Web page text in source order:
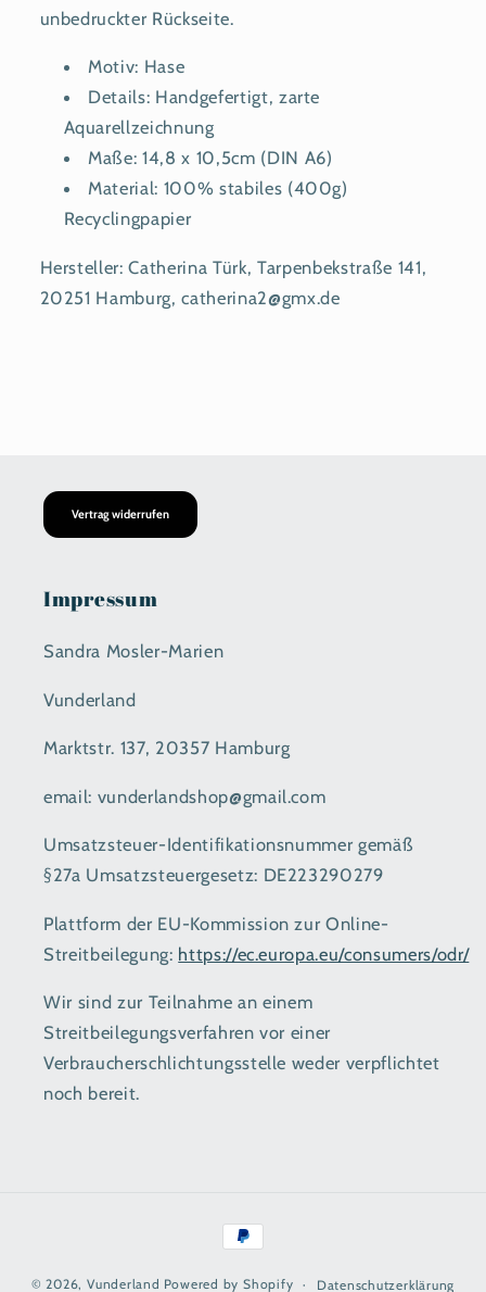
unbedruckter Rückseite.
Motiv: Hase
Details: Handgefertigt, zarte
Aquarellzeichnung
Maße: 14,8 x 10,5cm (DIN A6)
Material: 100% stabiles (400g)
Recyclingpapier
Hersteller: Catherina Türk, Tarpenbekstraße 141,
20251 Hamburg, catherina2@gmx.de
Vertrag widerrufen
Impressum
Sandra Mosler-Marien
Vunderland
Marktstr. 137, 20357 Hamburg
email: vunderlandshop@gmail.com
Umsatzsteuer-Identifikationsnummer gemäß
§27a Umsatzsteuergesetz: DE223290279
Plattform der EU-Kommission zur Online-
Streitbeilegung: https://ec.europa.eu/consumers/odr/
Wir sind zur Teilnahme an einem
Streitbeilegungsverfahren vor einer
Verbraucherschlichtungsstelle weder verpflichtet
noch bereit.
Zahlungsmethoden
© 2026,Vunderland Powered by Shopify Datenschutzerklärung